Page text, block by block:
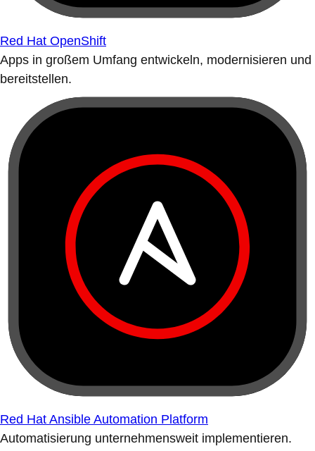
Red Hat OpenShift
Apps in großem Umfang entwickeln, modernisieren und
bereitstellen.
Red Hat Ansible Automation Platform
Automatisierung unternehmensweit implementieren.